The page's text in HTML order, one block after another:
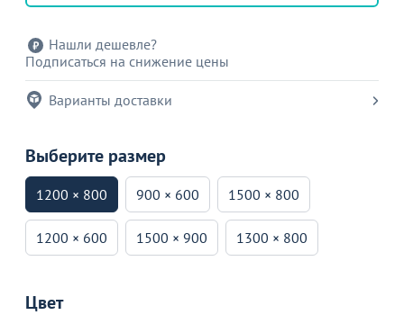
Нашли дешевле?
Подписаться на снижение цены
Варианты доставки
Выберите размер
1200 × 800 900 × 600 1500 × 800
1200 × 600 1500 × 900 1300 × 800
Цвет